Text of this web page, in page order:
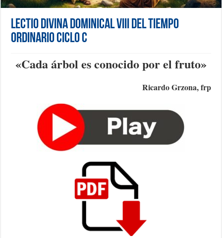
Lectio Divina Dominical VIII del Tiempo
Ordinario Ciclo C
«Cada árbol es conocido por el fruto»
Ricardo Grzona, frp